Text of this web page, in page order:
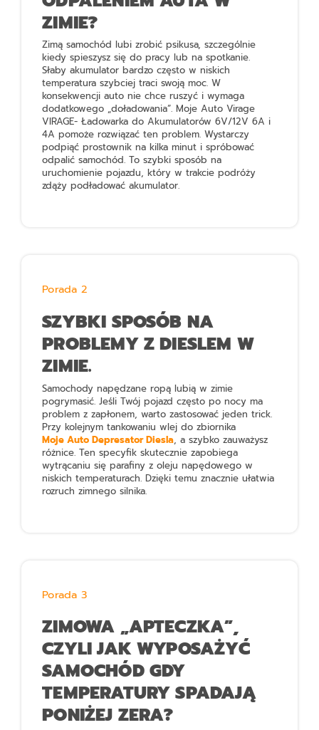
ZIMIE?
Zimą samochód lubi zrobić psikusa, szczególnie
kiedy spieszysz się do pracy lub na spotkanie.
Słaby akumulator bardzo często w niskich
temperatura szybciej traci swoją moc. W
konsekwencji auto nie chce ruszyć i wymaga
dodatkowego „doładowania”.Moje Auto Virage
VIRAGE- Ładowarka do Akumulatorów 6V/12V 6A i
4A pomoże rozwiązać ten problem. Wystarczy
podpiąć prostownik na kilka minut i spróbować
odpalić samochód. To szybki sposób na
uruchomienie pojazdu, który w trakcie podróży
zdąży podładować akumulator.
Porada 2
SZYBKI SPOSÓB NA
PROBLEMY Z DIESLEM W
ZIMIE.
Samochody napędzane ropą lubią w zimie
pogrymasić. Jeśli Twój pojazd często po nocy ma
problem z zapłonem, warto zastosować jeden trick.
Przy kolejnym tankowaniu wlej do zbiornika
Moje Auto Depresator Diesla, a szybko zauważysz
różnice. Ten specyfik skutecznie zapobiega
wytrącaniu się parafiny z oleju napędowego w
niskich temperaturach. Dzięki temu znacznie ułatwia
rozruch zimnego silnika.
Porada 3
ZIMOWA „APTECZKA”,
CZYLI JAK WYPOSAŻYĆ
SAMOCHÓD GDY
TEMPERATURY SPADAJĄ
PONIŻEJ ZERA?